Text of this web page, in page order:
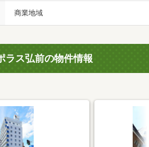
商業地域
ラス弘前の物件情報